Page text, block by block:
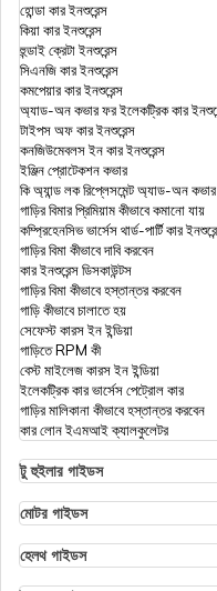
আসন্ন রিটায়ারিং
ইনস্যুরেন্স -
মোরেটোরিয়াম এবং ফুল
ডিজিট হেলথ ক্লেম: ডিজিট
করোনাভাইরাস হেলথ
সেলফ-এমপ্লয়েড এবং
হোন্ডা কার ইনশুরেন্স
কিয়া কার ইনশুরেন্স
হুন্ডাই ক্রেটা ইনশুরেন্স
সিএনজি কার ইনশুরেন্স
কমপেয়ার কার ইনশুরেন্স
অ্যাড-অন কভার ফর ইলেকট্রিক কার
টাইপস অফ কার ইনশুরেন্স
কনজিউমেবলস ইন কার ইনশুরেন্স
ইঞ্জিন প্রোটেকশন কভার
কি অ্যান্ড লক রিপ্লেসমেন্ট অ্যাড-অন কভার
গাড়ির বিমার প্রিমিয়াম কীভাবে কমানো যায়
কম্প্রিহেনসিভ ভার্সেস থার্ড-পার্টি কার
গাড়ির বিমা কীভাবে দাবি করবেন
কার ইনশুরেন্স ডিসকাউন্টস
গাড়ির বিমা কীভাবে হস্তান্তর করবেন
গাড়ি কীভাবে চালাতে হয়
সেফেস্ট কারস ইন ইন্ডিয়া
গাড়িতে RPM কী
বেস্ট মাইলেজ কারস ইন ইন্ডিয়া
ইলেকট্রিক কার ভার্সেস পেট্রোল কার
গাড়ির মালিকানা কীভাবে হস্তান্তর করবেন
কার লোন ইএমআই ক্যালকুলেটর
টু হুইলার গাইডস
এথার এনার্জি বাইক ইনসুরেন্স
হিরো এইচএফ ডিলাক্স ইনসুরেন্স
রয়্যাল এনফিল্ড ক্লাসিক ইনসুরেন্স
মোটর গাইডস
টাইপস অফ মোটর ইনসুরেন্স
হেলথ গাইডস